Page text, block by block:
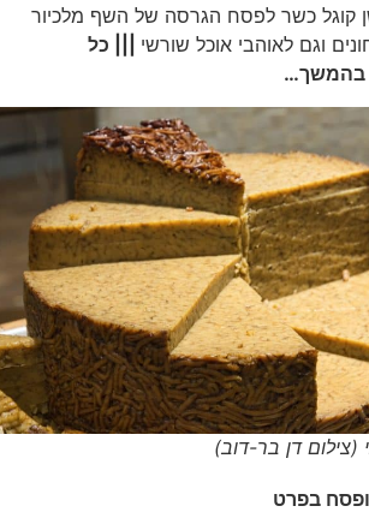
כשר לפסח הגרסה של השף מלכיור
וגם לאוהבי אוכל שורשי||| כל
…
דן בר-דוב)
בפרט